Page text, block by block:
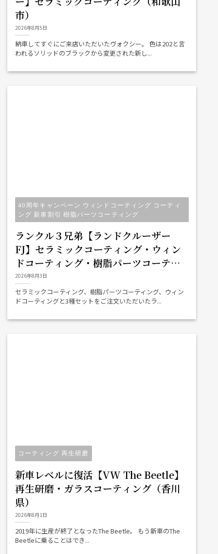
市）
2026年8月5日
納車してすぐにご来店いただいたヴォクシー。 色は202と言
われるソリッドのブラックから変更された新し...
40周年キャンペーン ウィンドコーティング コーティ
ング 新車割引 樹脂パーツコーティング
ランクル３兄弟【ランドクルーザー
FJ】セラミックコーティング・ウィン
ドコーティング・樹脂パーツコーティ
ング（海南市）
2026年8月3日
セラミックコーティング、樹脂パーツコーティング、ウィン
ドコーティングと3種セットをご注文いただいたラ...
コーティング 再生研磨
新車レベルに復活【VW The Beetle】
再生研磨・ガラスコーティング（香川
県）
2026年8月1日
2019年に生産が終了となったThe Beetle。 もう新車のThe
Beetleに乗ることはでき...